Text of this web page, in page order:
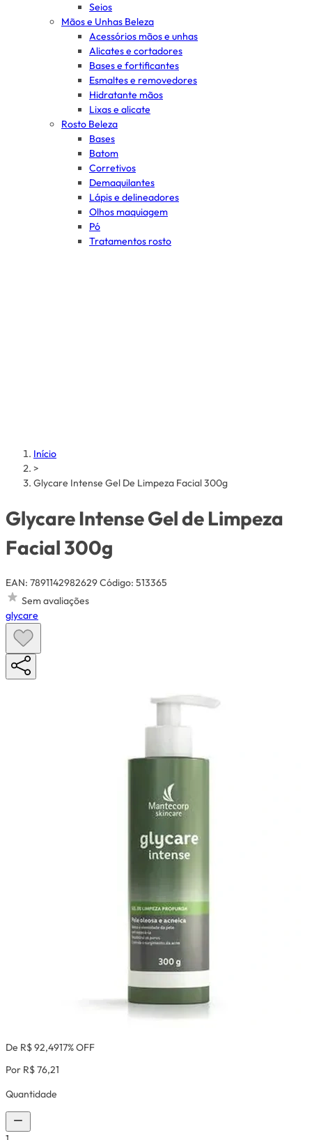
Seios
Mãos e Unhas Beleza
Acessórios mãos e unhas
Alicates e cortadores
Bases e fortificantes
Esmaltes e removedores
Hidratante mãos
Lixas e alicate
Rosto Beleza
Bases
Batom
Corretivos
Demaquilantes
Lápis e delineadores
Olhos maquiagem
Pó
Tratamentos rosto
Início
>
Glycare Intense Gel De Limpeza Facial 300g
Glycare Intense Gel de Limpeza
Facial 300g
EAN: 7891142982629Código: 513365
Sem avaliações
glycare
De R$ 92,4917% OFF
Por R$ 76,21
Quantidade